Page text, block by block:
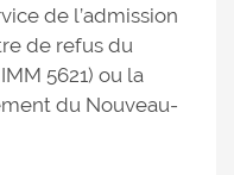
de l’admission
de refus du
5621) ou la
du Nouveau-